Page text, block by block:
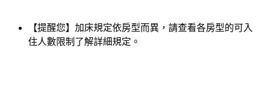
【提醒您】加床規定依房型而異，請查看各房型的可入
住人數限制了解詳細規定。